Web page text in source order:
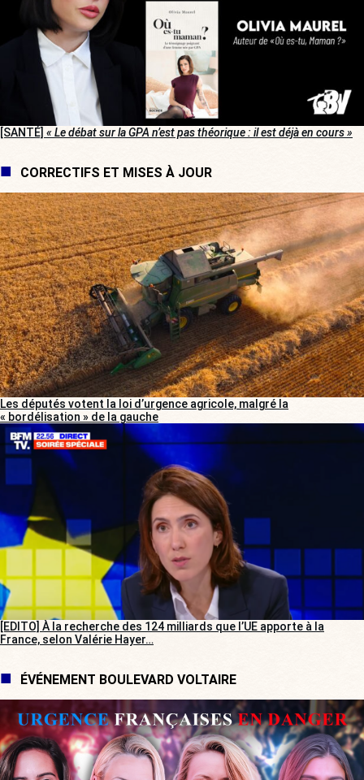
[SANTÉ] « Le débat sur la GPA n’est pas théorique : il est déjà en cours »
CORRECTIFS ET MISES À JOUR
Les députés votent la loi d’urgence agricole, malgré la
« bordélisation » de la gauche
[EDITO] À la recherche des 124 milliards que l’UE apporte à la
France, selon Valérie Hayer…
ÉVÉNEMENT BOULEVARD VOLTAIRE